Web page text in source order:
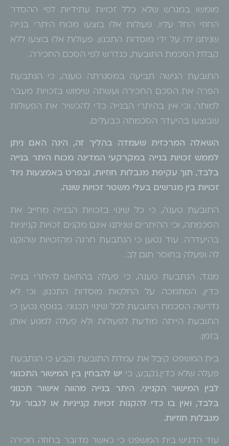
מומשו במגרש שלא כלל זכויות עתידיות לפי ההסדר
החוזי החל עליו. פעולות אלו בוצעו מכוח היתרי בנייה
שניתנו לה על ידי מוסדות התכנון. פעולות אלו בוצעו ללא
קבלת הסכמת התובעת, כנדרש לפי הסכם החכירה.
התובעת הגישה תביעה במסגרתה טענה, כי הנתבעת
הפרה את הסכם החכירה ועשתה שימוש בזכויות מעבר
למותר, וכי אין בהיתרי הבנייה כדי להכשיר את הפעולות
שבוצעו בהיעדר הסכמתה כבעלים.
השאלה המרכזית שעמדה בהליך זה, הינה האם ניתן
לממש זכויות בנייה במקרקעי המדינה מכוח היתר בנייה
בלבד, תוך עקיפת מגבלות חוזיות, ובפרט באמצעות ניוד
זכויות בין מגרשים בעלי משטר זכויות שונה.
התובעת טענה, כי כל שינוי בזכויות הבנייה מחייב את
הסכמתה, וכי ההיתרים שניתנו אינם מקנים זכויות קנייניות
בהיעדרה. עוד נטען כי הנתבעת חרגה מהזכויות שהוקנו
לה ופעלה בחוסר תום לב.
מנגד, הנתבעת טענה, כי פעלה בהתאם להיתרי בנייה
כדין, הסתמכה על החלטות מוסדות התכנון, וכי לא
נדרשה הסכמת התובעת לכל שינוי תכנוני. בנוסף נטען כי
התובעת הייתה מודעת לפעולות ולא פעלה למנוע אותן
בזמן.
בית המשפט קיבל את עמדת התובעת וקבע כי הנתבעת
פעלה שלא כדין.נקבע, כי יש להבחין בין המישור התכנוני
לבין המישור הקנייני. היתר בנייה מהווה אישור תכנוני
בלבד, ואין בו כדי להקנות זכויות קנייניות או לגבור על
מגבלות חוזיות.
עוד הדגיש בית המשפט כי כאשר מדובר בחוזה חכירה